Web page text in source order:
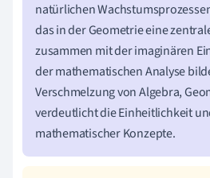
natürlichen
das in der Geometrie eine
zusammen mit der imaginären
der mathematischen Analyse
Verschmelzung von Algebra,
verdeutlicht die Einheitlichkeit
mathematischer Konzepte.